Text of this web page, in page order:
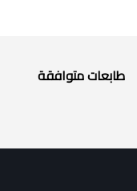
طابعات متوافقة